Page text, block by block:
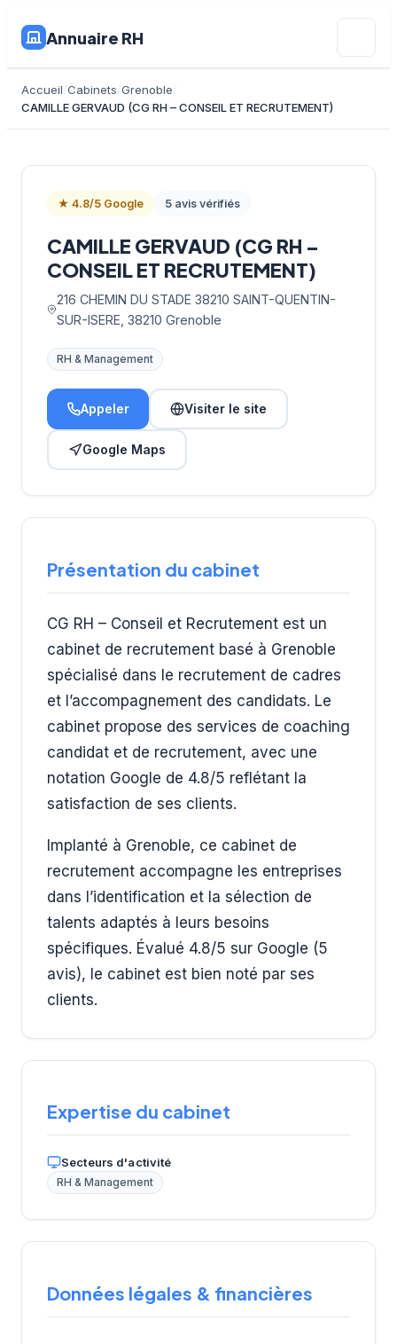
Annuaire RH
Accueil Cabinets Grenoble
CAMILLE GERVAUD (CG RH – CONSEIL ET RECRUTEMENT)
★ 4.8/5 Google 5 avis vérifiés
CAMILLE GERVAUD (CG RH –
CONSEIL ET RECRUTEMENT)
216 CHEMIN DU STADE 38210 SAINT-QUENTIN-
SUR-ISERE, 38210 Grenoble
RH & Management
Appeler Visiter le site
Google Maps
Présentation du cabinet
CG RH – Conseil et Recrutement est un
cabinet de recrutement basé à Grenoble
spécialisé dans le recrutement de cadres
et l’accompagnement des candidats. Le
cabinet propose des services de coaching
candidat et de recrutement, avec une
notation Google de 4.8/5 reflétant la
satisfaction de ses clients.
Implanté à Grenoble, ce cabinet de
recrutement accompagne les entreprises
dans l’identification et la sélection de
talents adaptés à leurs besoins
spécifiques. Évalué 4.8/5 sur Google (5
avis), le cabinet est bien noté par ses
clients.
Expertise du cabinet
Secteurs d'activité
RH & Management
Données légales & financières